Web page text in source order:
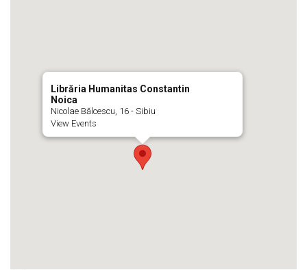
Librăria Humanitas Constantin
Noica
Nicolae Bălcescu, 16 - Sibiu
View Events